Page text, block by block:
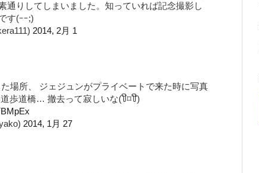
通りしてしまいました。知っていれば記念撮影し
す(ｰｰ;)
2014, 2月 1
場所、 ジェジュンがプライベートで来た時に写真
歩道橋… 撤去って寂しいな(꒦ິ⌑꒦ີ)
2014, 1月 27